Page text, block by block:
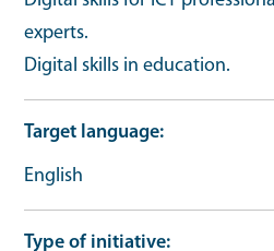
experts.
Digital skills in education.
Target language
English
Type of initiative